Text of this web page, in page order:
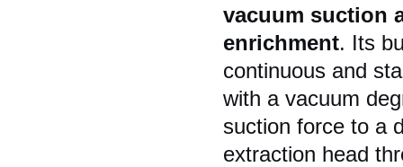
vacuum suction
enrichment. Its
continuous and
with a vacuum
suction force to a
extraction head